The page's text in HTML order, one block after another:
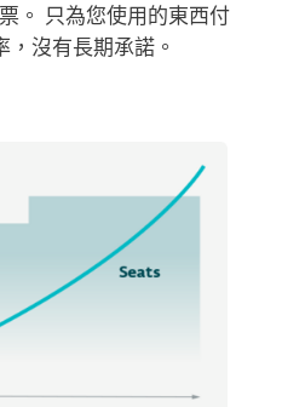
。 只為您使用的東西付
沒有長期承諾。